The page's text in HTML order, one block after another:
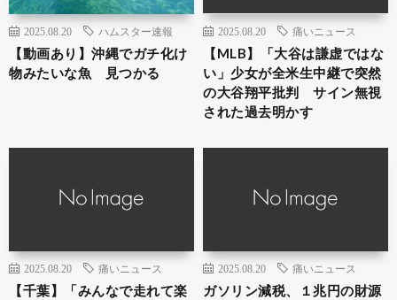
2025.08.20 ハムスター速報
【動画あり】沖縄でガチ化け
物みたいな魚 見つかる
2025.08.20 痛いニュース
【MLB】「大谷は謙虚ではな
い」少女が全米生中継で突然
の大谷翔平批判 サイン無視
された過去明かす
2025.08.20 痛いニュース
【千葉】「みんなで走れて楽
2025.08.20 痛いニュース
ガソリン減税、１兆円の財源